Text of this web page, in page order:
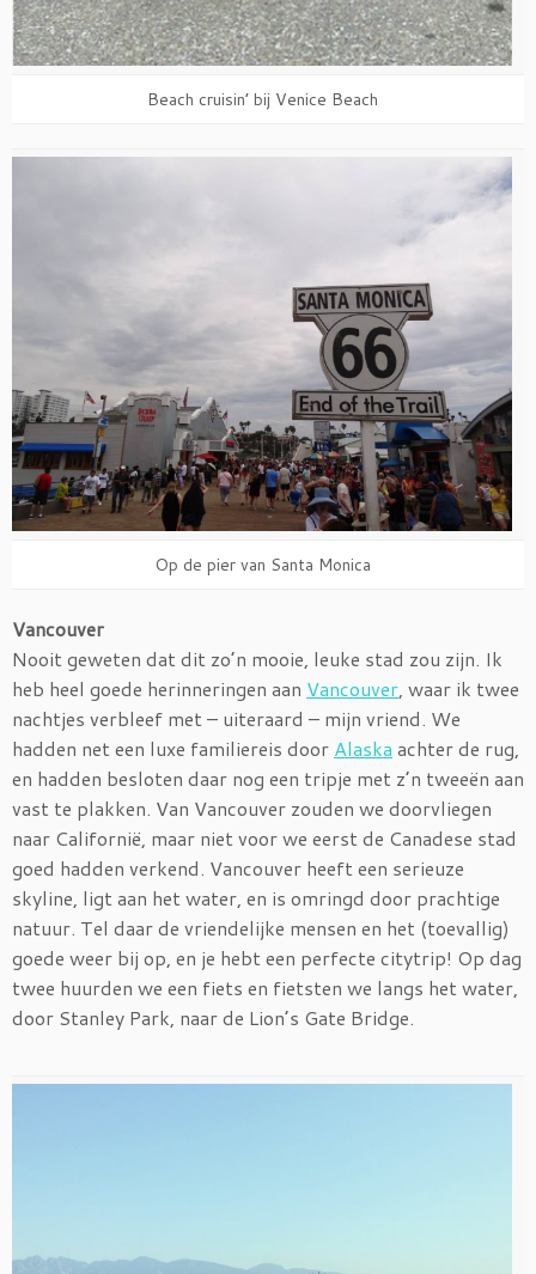
Beach cruisin’ bij Venice Beach
Op de pier van Santa Monica
Vancouver
Nooit geweten dat dit zo’n mooie, leuke stad zou zijn. Ik
heb heel goede herinneringen aan Vancouver, waar ik twee
nachtjes verbleef met – uiteraard – mijn vriend. We
hadden net een luxe familiereis door Alaska achter de rug,
en hadden besloten daar nog een tripje met z’n tweeën aan
vast te plakken. Van Vancouver zouden we doorvliegen
naar Californië, maar niet voor we eerst de Canadese stad
goed hadden verkend. Vancouver heeft een serieuze
skyline, ligt aan het water, en is omringd door prachtige
natuur. Tel daar de vriendelijke mensen en het (toevallig)
goede weer bij op, en je hebt een perfecte citytrip! Op dag
twee huurden we een fiets en fietsten we langs het water,
door Stanley Park, naar de Lion’s Gate Bridge.